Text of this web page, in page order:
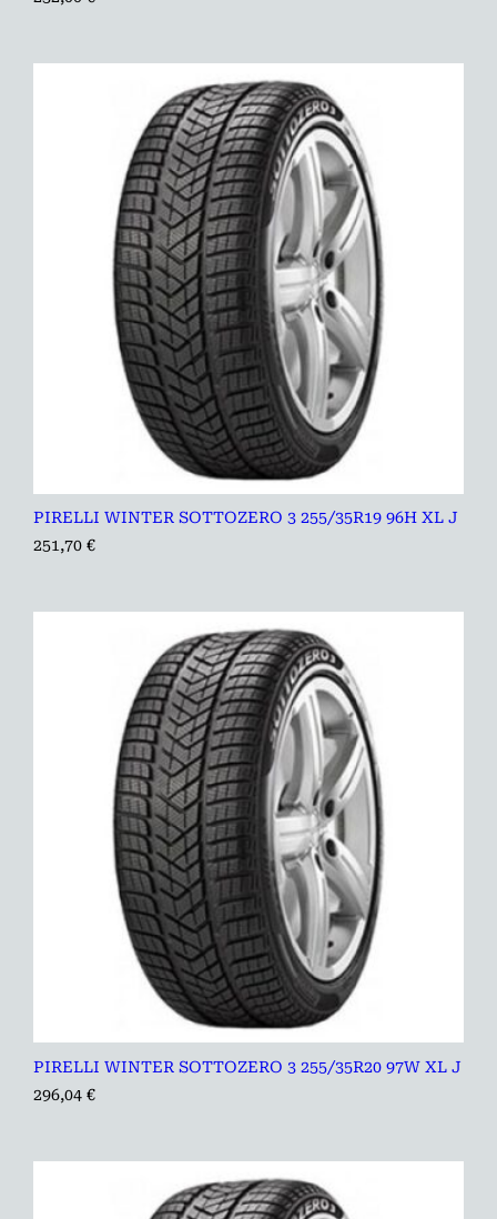
PIRELLI WINTER SOTTOZERO 3 255/35R19 96H XL J
251,70 €
PIRELLI WINTER SOTTOZERO 3 255/35R20 97W XL J
296,04 €